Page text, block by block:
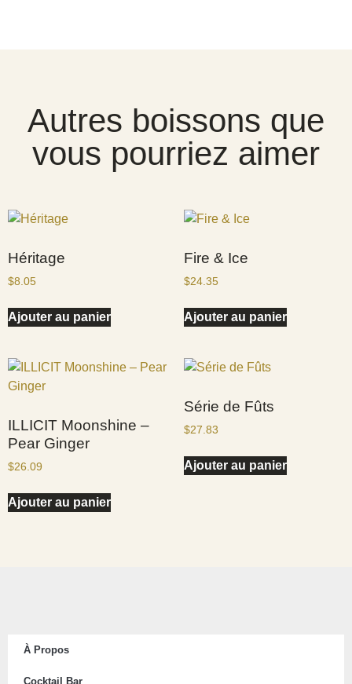
Autres boissons que
vous pourriez aimer
Héritage
$8.05
Ajouter au panier
Fire & Ice
$24.35
Ajouter au panier
ILLICIT Moonshine –
Pear Ginger
$26.09
Ajouter au panier
Série de Fûts
$27.83
Ajouter au panier
À Propos
Cocktail Bar